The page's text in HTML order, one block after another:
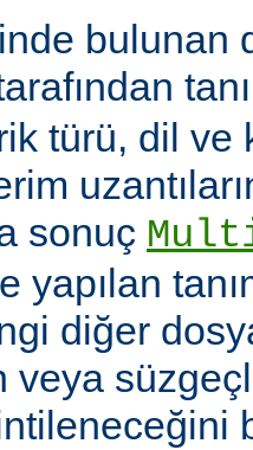
bulunan
türü, dil ve
sonuç
yapılan
diğer
veya